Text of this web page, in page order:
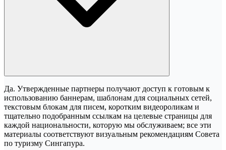
Да. Утвержденные партнеры получают доступ к готовым к
использованию баннерам, шаблонам для социальных сетей,
текстовым блокам для писем, коротким видеороликам и
тщательно подобранным ссылкам на целевые страницы для
каждой национальности, которую мы обслуживаем; все эти
материалы соответствуют визуальным рекомендациям Совета
по туризму Сингапура.